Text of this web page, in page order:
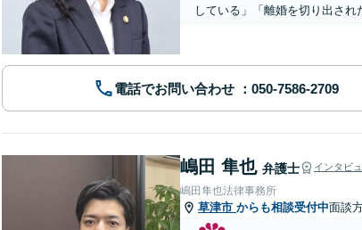
している」「離婚を切り出され
電話でお問い合わせ
嶋田 隼也 弁護士 インタビ
嶋田隼也法律事務所
草津市 からも相談受付中面談